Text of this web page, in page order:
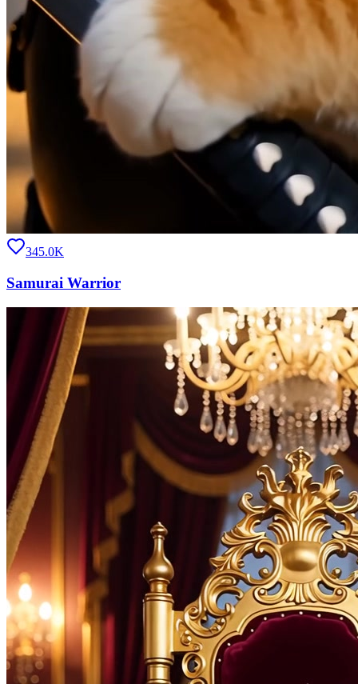
345.0K
Samurai Warrior